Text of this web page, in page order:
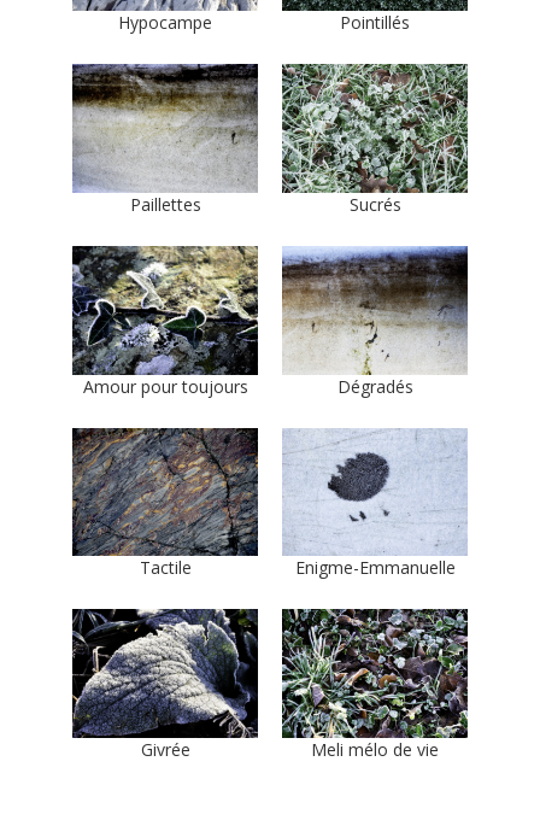
Hypocampe Pointillés
Paillettes Sucrés
Amour pour toujours Dégradés
Tactile
Enigme-Emmanuelle
Givrée Meli mélo de vie